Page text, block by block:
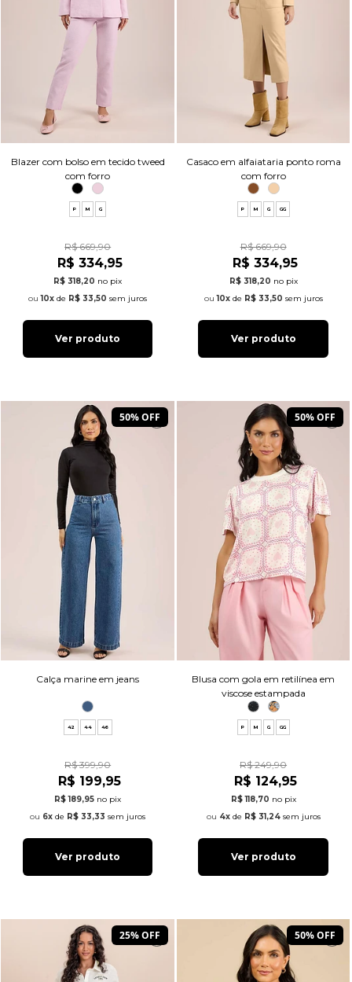
Blazer com bolso em tecido tweed
com forro
P M G
R$ 669,90
R$ 334,95
R$ 318,20 no pix
10x de R$ 33,50 sem juros
Ver produto
Casaco em alfaiataria ponto roma
com forro
P M G GG
R$ 669,90
R$ 334,95
R$ 318,20 no pix
10xde R$ 33,50 sem juros
Ver produto
50% OFF
Calça marine em jeans
42 44 46
R$ 399,90
R$ 199,95
R$ 189,95 no pix
6x de R$ 33,33 sem juros
Ver produto
50% OFF
Blusa com gola em retilínea em
viscose estampada
P M G GG
R$ 249,90
R$ 124,95
R$ 118,70 no pix
4xde R$ 31,24sem juros
Ver produto
25% OFF 50% OFF